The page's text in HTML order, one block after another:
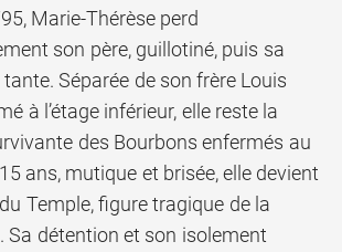
Marie-Thérèse perd
son père, guillotiné, puis sa
Séparée de son frère Louis
à l’étage inférieur, elle reste la
des Bourbons enfermés au
ans, mutique et brisée, elle devient
Temple, figure tragique de la
Sa détention et son isolement